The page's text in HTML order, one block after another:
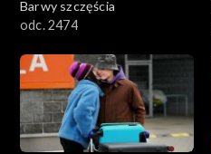
Barwy szczęścia
odc. 2474